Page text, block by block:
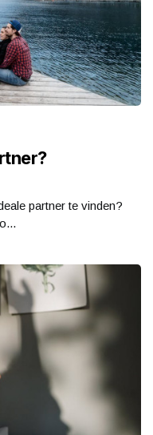
partner te vinden?